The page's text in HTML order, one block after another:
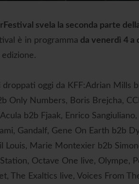
svela la seconda parte
è in programma da venerdì 4 a
droppati oggi da KFF:Adrian Mills
Only Numbers, Boris Brejcha,
b2b Fjaak, Enrico
Gandalf, Gene On Earth b2b
Louis, Marie Montexier b2b
Octave One live, Olympe,
The Exaltics live, Voices From